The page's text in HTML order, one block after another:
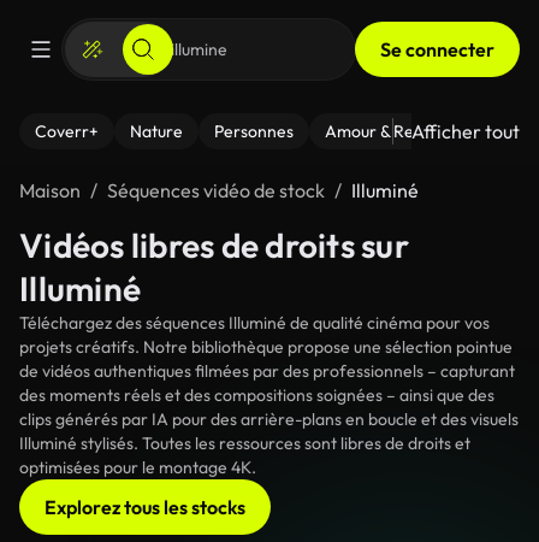
Se connecter
Coverr+ Nature Personnes Amour & Relations Le
Afficher tout
Maison Séquences vidéo de stock Illuminé
Vidéos libres de droits sur
Illuminé
Téléchargez des séquences Illuminé de qualité cinéma pour vos
projets créatifs. Notre bibliothèque propose une sélection pointue
de vidéos authentiques filmées par des professionnels – capturant
des moments réels et des compositions soignées – ainsi que des
clips générés par IA pour des arrière-plans en boucle et des visuels
Illuminé stylisés. Toutes les ressources sont libres de droits et
optimisées pour le montage 4K.
Explorez tous les stocks